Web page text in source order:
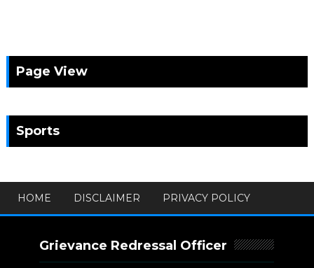
Page View
Sports
HOME DISCLAIMER PRIVACY POLICY
Grievance Redressal Officer